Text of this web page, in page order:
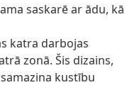
saskarē ar ādu, kā
katra darbojas
zonā. Šis dizains,
kustību